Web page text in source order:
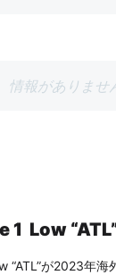
情報がありませ
1 Low
“ATL”が2023年海